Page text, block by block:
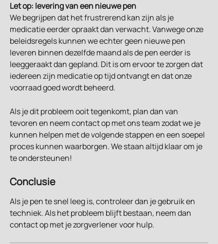
Let op: levering van een nieuwe pen
We begrijpen dat het frustrerend kan zijn als je
medicatie eerder opraakt dan verwacht. Vanwege onze
beleidsregels kunnen we echter geen nieuwe pen
leveren binnen dezelfde maand als de pen eerder is
leeggeraakt dan gepland. Dit is om ervoor te zorgen dat
iedereen zijn medicatie op tijd ontvangt en dat onze
voorraad goed wordt beheerd.
Als je dit probleem ooit tegenkomt, plan dan van
tevoren en neem contact op met ons team zodat we je
kunnen helpen met de volgende stappen en een soepel
proces kunnen waarborgen. We staan altijd klaar om je
te ondersteunen!
Conclusie
Als je pen te snel leeg is, controleer dan je gebruik en
techniek. Als het probleem blijft bestaan, neem dan
contact op met je zorgverlener voor hulp.